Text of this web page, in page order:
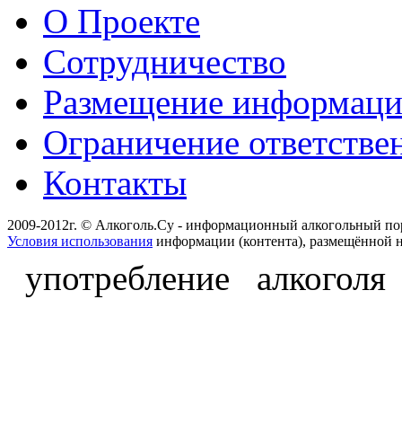
О Проекте
Сотрудничество
Размещение
Ограничение
Контакты
2009-2012г. © Алкоголь.Су - информационный алкогольный
Условия использования информации (контента), размещённой
употребление